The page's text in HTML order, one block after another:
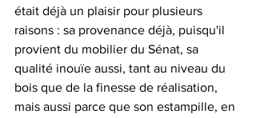
était déjà un plaisir pour plusieurs
raisons : sa provenance déjà, puisqu'il
provient du mobilier du Sénat, sa
qualité inouïe aussi, tant au niveau du
bois que de la finesse de réalisation,
mais aussi parce que son estampille, en